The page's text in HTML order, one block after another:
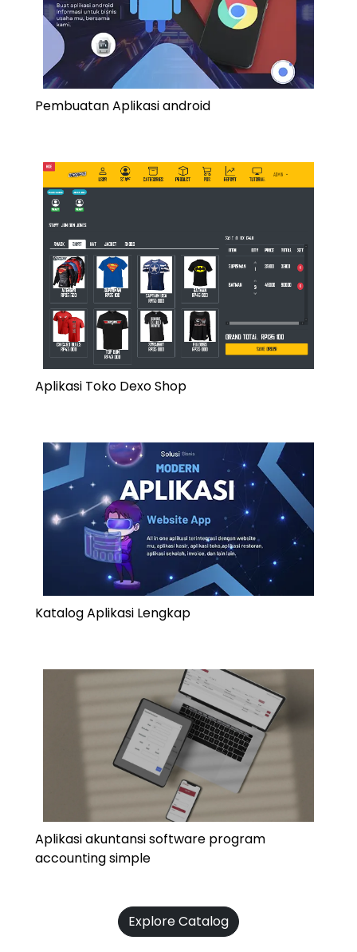
Pembuatan Aplikasi android
Aplikasi Toko Dexo Shop
Katalog Aplikasi Lengkap
Aplikasi akuntansi software program
accounting simple
Explore Catalog